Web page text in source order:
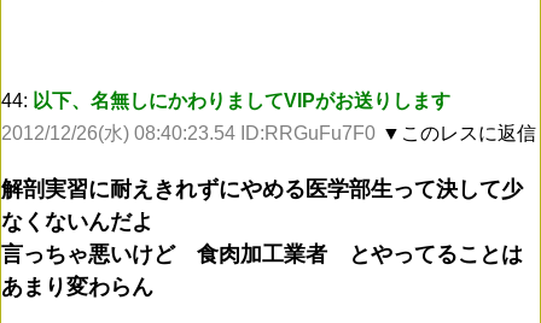
44: 以下、名無しにかわりましてVIPがお送りします
2012/12/26(水) 08:40:23.54 ID:RRGuFu7F0 ▼このレスに返信
解剖実習に耐えきれずにやめる医学部生って決して少
なくないんだよ
言っちゃ悪いけど 食肉加工業者 とやってることは
あまり変わらん